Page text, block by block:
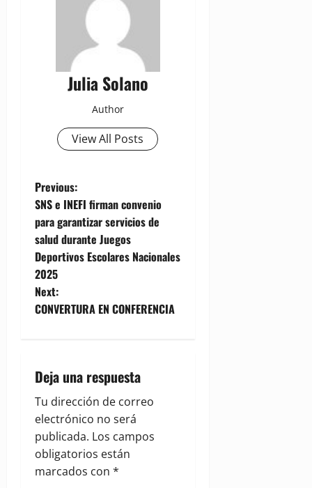
Julia Solano
Author
View All Posts
P
o
s
t
n
v
i
g
a
Previous:
SNS e INEFI firman convenio
para garantizar servicios de
salud durante Juegos
Deportivos Escolares Nacionales
2025
Next:
CONVERTURA EN CONFERENCIA
Deja una respuesta
Tu dirección de correo
electrónico no será
publicada. Los campos
obligatorios están
marcados con *